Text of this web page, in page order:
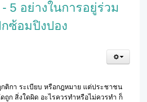
5 อย่างในการอยู่ร่วม
ซ้อมปิงปอง
ติกา ระเบียบ หรือกฎหมาย แต่ประชาชน
ถูก สิ่งใดผิด อะไรควรทำหรือไม่ควรทำ ก็